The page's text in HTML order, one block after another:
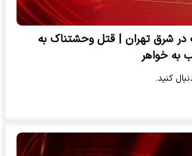
در شرق تهران | قتل وحشتناک به
به خواهر
کنید.